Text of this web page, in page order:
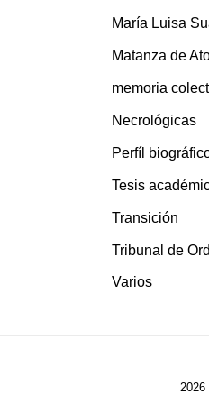
María Luisa
Matanza de
memoria
Necrológicas
Perfíl
Tesis
Transición
Tribunal de
Varios